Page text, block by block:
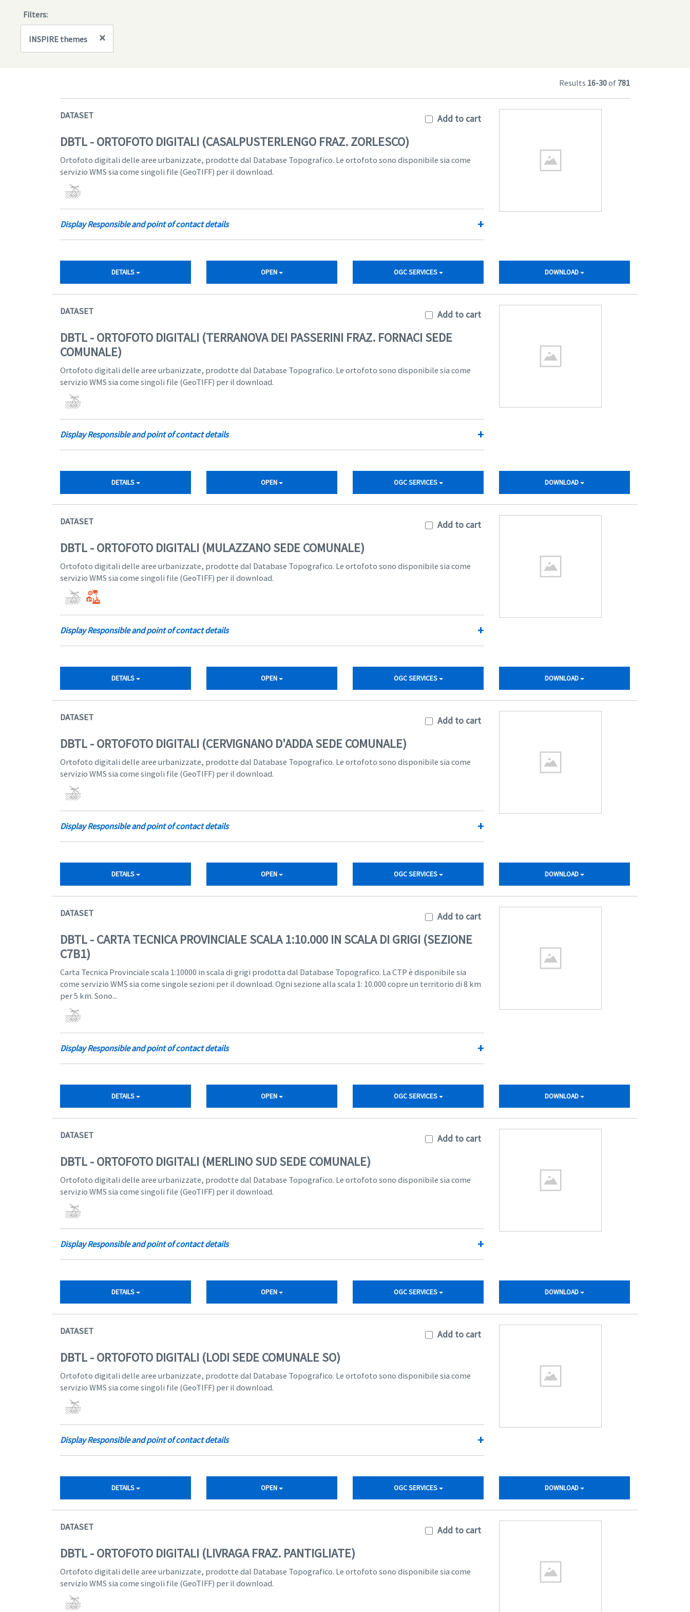
Filters:
INSPIRE themes ×
Results 16-30of 781
DATASET Add to cart
DBTL - ORTOFOTO DIGITALI (CASALPUSTERLENGO FRAZ. ZORLESCO)
Ortofoto digitali delle aree urbanizzate, prodotte dal Database Topografico. Le ortofoto sono disponibile sia come
servizio WMS sia come singoli file (GeoTIFF) per il download.
Display Responsible and point of contact details +
DETAILS OPEN OGC SERVICES DOWNLOAD
DATASET Add to cart
DBTL - ORTOFOTO DIGITALI (TERRANOVA DEI PASSERINI FRAZ. FORNACI SEDE
COMUNALE)
Ortofoto digitali delle aree urbanizzate, prodotte dal Database Topografico. Le ortofoto sono disponibile sia come
servizio WMS sia come singoli file (GeoTIFF) per il download.
Display Responsible and point of contact details +
DETAILS OPEN OGC SERVICES DOWNLOAD
DATASET Add to cart
DBTL - ORTOFOTO DIGITALI (MULAZZANO SEDE COMUNALE)
Ortofoto digitali delle aree urbanizzate, prodotte dal Database Topografico. Le ortofoto sono disponibile sia come
servizio WMS sia come singoli file (GeoTIFF) per il download.
Display Responsible and point of contact details +
DETAILS OPEN OGC SERVICES DOWNLOAD
DATASET Add to cart
DBTL - ORTOFOTO DIGITALI (CERVIGNANO D'ADDA SEDE COMUNALE)
Ortofoto digitali delle aree urbanizzate, prodotte dal Database Topografico. Le ortofoto sono disponibile sia come
servizio WMS sia come singoli file (GeoTIFF) per il download.
Display Responsible and point of contact details +
DETAILS OPEN OGC SERVICES DOWNLOAD
DATASET Add to cart
DBTL - CARTA TECNICA PROVINCIALE SCALA 1:10.000 IN SCALA DI GRIGI (SEZIONE
C7B1)
Carta Tecnica Provinciale scala 1:10000 in scala di grigi prodotta dal Database Topografico. La CTP è disponibile sia
come servizio WMS sia come singole sezioni per il download. Ogni sezione alla scala 1: 10.000 copre un territorio di 8 km
per 5 km. Sono...
Display Responsible and point of contact details +
DETAILS OPEN OGC SERVICES DOWNLOAD
DATASET Add to cart
DBTL - ORTOFOTO DIGITALI (MERLINO SUD SEDE COMUNALE)
Ortofoto digitali delle aree urbanizzate, prodotte dal Database Topografico. Le ortofoto sono disponibile sia come
servizio WMS sia come singoli file (GeoTIFF) per il download.
Display Responsible and point of contact details +
DETAILS OPEN OGC SERVICES DOWNLOAD
DATASET Add to cart
DBTL - ORTOFOTO DIGITALI (LODI SEDE COMUNALE SO)
Ortofoto digitali delle aree urbanizzate, prodotte dal Database Topografico. Le ortofoto sono disponibile sia come
servizio WMS sia come singoli file (GeoTIFF) per il download.
Display Responsible and point of contact details +
DETAILS OPEN OGC SERVICES DOWNLOAD
DATASET Add to cart
DBTL - ORTOFOTO DIGITALI (LIVRAGA FRAZ. PANTIGLIATE)
Ortofoto digitali delle aree urbanizzate, prodotte dal Database Topografico. Le ortofoto sono disponibile sia come
servizio WMS sia come singoli file (GeoTIFF) per il download.